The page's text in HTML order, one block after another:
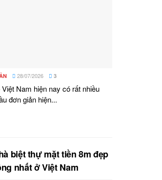
28/07/2026 3
Nam hiện nay có rất nhiều
đơn giản hiện...
biệt thự mặt tiền 8m đẹp
nhất ở Việt Nam